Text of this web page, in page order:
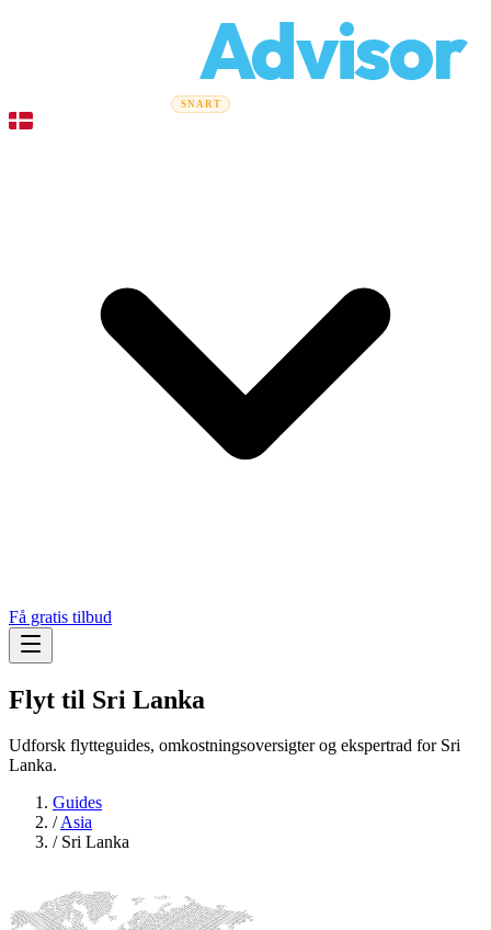
Advisor
Flyttefirmaer SNART
Få gratis tilbud
Flyt til Sri Lanka
Udforsk flytteguides, omkostningsoversigter og ekspertrad for Sri
Lanka.
Guides
/Asia
/ Sri Lanka